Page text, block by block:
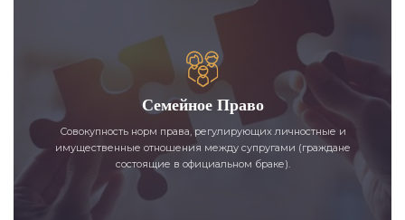
Семейное Право
Совокупность норм права, регулирующих личностные и
имущественные отношения между супругами (граждане
состоящие в официальном браке).